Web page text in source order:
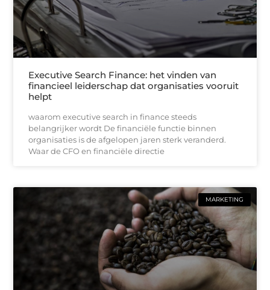
Executive Search Finance: het vinden van
financieel leiderschap dat organisaties vooruit
helpt
waarom executive search in finance steeds
belangrijker wordt De financiële functie binnen
organisaties is de afgelopen jaren sterk veranderd.
Waar de CFO en financiële directie
MARKETING